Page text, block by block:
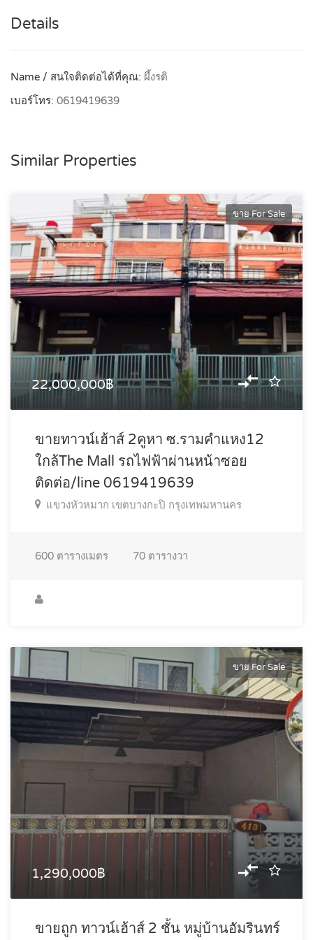
Details
Name / สนใจติดต่อได้ที่คุณ: ผึ้งรติ
เบอร์โทร: 0619419639
Similar Properties
ขาย For Sale
22,000,000฿
ขายทาวน์เฮ้าส์ 2คูหา ซ.รามคำแหง12
ใกล้The Mall รถไฟฟ้าผ่านหน้าซอย
ติดต่อ/line 0619419639
แขวงหัวหมาก เขตบางกะปิ กรุงเทพมหานคร
600 ตารางเมตร 70 ตารางวา
ขาย For Sale
1,290,000฿
ขายถูก ทาวน์เฮ้าส์ 2 ชั้น หมู่บ้านอัมรินทร์